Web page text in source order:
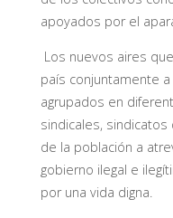
apoyados por el
Los nuevos aires
país conjuntamente
agrupados en
sindicales,
de la población a
gobierno ilegal e
por una vida digna.